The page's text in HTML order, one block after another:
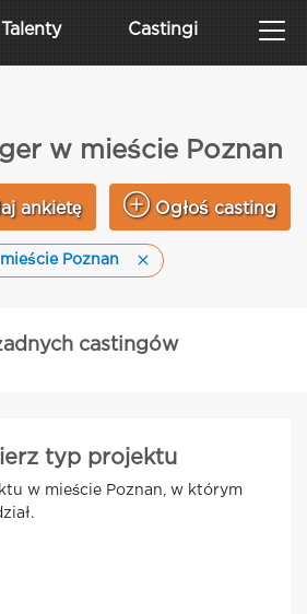
Talenty Castingi
w mieście Poznan
ankietę Ogłoś casting
Poznan
castingów
typ projektu
w mieście Poznan, w którym